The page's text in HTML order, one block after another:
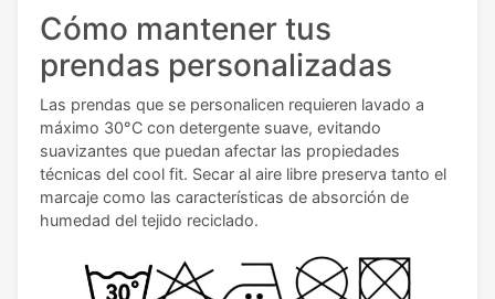
Cómo mantener tus
prendas personalizadas
Las prendas que se personalicen requieren lavado a
máximo 30°C con detergente suave, evitando
suavizantes que puedan afectar las propiedades
técnicas del cool fit. Secar al aire libre preserva tanto el
marcaje como las características de absorción de
humedad del tejido reciclado.